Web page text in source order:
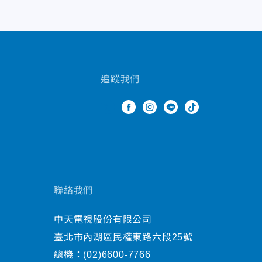
追蹤我們
聯絡我們
中天電視股份有限公司
臺北市內湖區民權東路六段25號
總機： (02)6600-7766